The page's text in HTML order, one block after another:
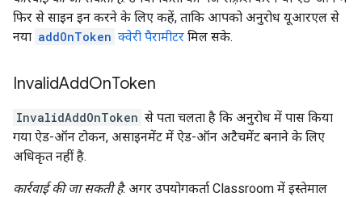
फिर से साइन इन करने के लिए कहें, ताकि आपको अनुरोध यूआरएल से
नया addOnToken क्वेरी पैरामीटर मिल सके.
InvalidAddOnToken
InvalidAddOnToken से पता चलता है कि अनुरोध में पास किया
गया ऐड-ऑन टोकन, असाइनमेंट में ऐड-ऑन अटैचमेंट बनाने के लिए
अधिकृत नहीं है.
कार्रवाई की जा सकती है: अगर उपयोगकर्ता Classroom में इस्तेमाल